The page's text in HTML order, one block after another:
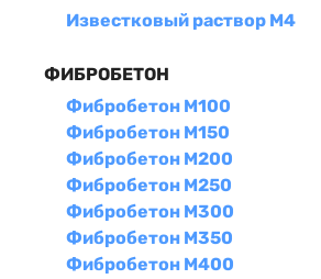
Известковый раствор М4
ФИБРОБЕТОН
Фибробетон М100
Фибробетон М150
Фибробетон М200
Фибробетон М250
Фибробетон М300
Фибробетон М350
Фибробетон М400